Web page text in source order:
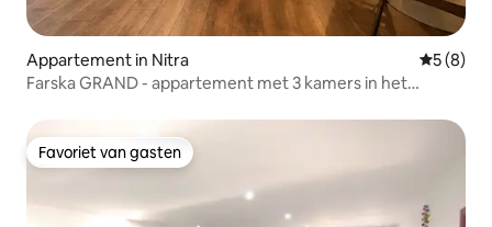
Appartement in Nitra
5 (8)
Farska GRAND - appartement met 3 kamers in het
Favoriet van gasten
Favoriet van gasten